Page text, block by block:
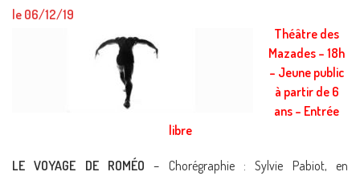
le 06/12/19
Théâtre des
Mazades – 18h
– Jeune public
à partir de 6
ans – Entrée
libre
LE VOYAGE DE ROMÉO – Chorégraphie : Sylvie Pabiot, en